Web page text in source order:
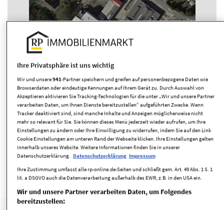
Gewerbeliegenschaft mit umfangreichen
Hallen- und Freiflächen Entwicklungspotenz...
Schwalmtal
Kaufpreis
3,5 Mio. €
Gesamtfläche
5.579 m²
Freifläche Einkauf Dusche Abstellraum
minimieren merken
Ihre Privatsphäre ist uns wichtig
Wir und unsere941-Partner speichern und greifen auf personenbezogene Daten wie
Browserdaten oder eindeutige Kennungen auf Ihrem Gerät zu. Durch Auswahl von
Akzeptieren aktivieren Sie Tracking-Technologien für die unter „Wir und unsere Partner
verarbeiten Daten, um Ihnen Dienste bereitzustellen“ aufgeführten Zwecke. Wenn
Tracker deaktiviert sind, sind manche Inhalte und Anzeigen möglicherweise nicht
mehr so relevant für Sie. Sie können dieses Menü jederzeit wieder aufrufen, um Ihre
Einstellungen zu ändern oder Ihre Einwilligung zu widerrufen, indem Sie auf den Link
Cookie Einstellungen am unteren Rand der Webseite klicken. Ihre Einstellungen gelten
innerhalb unseres Website. Weitere Informationen finden Sie in unserer
Datenschutzerklärung. Datenschutzerklärung Impressum
Ihre Zustimmung umfasst alle rp-online.de-Seiten und schließt gem. Art. 49 Abs. 1 S. 1
lit. a DSGVO auch die Datenverarbeitung außerhalb des EWR, z.B. in den USA ein.
Wir und unsere Partner verarbeiten Daten, um Folgendes
bereitzustellen: